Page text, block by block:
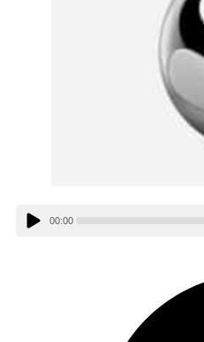
00:00